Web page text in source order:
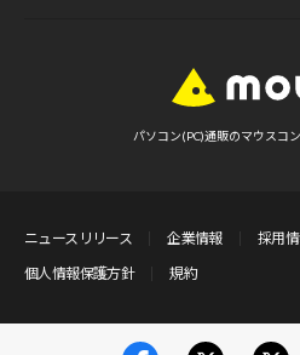
パソコン(PC)通販のマウスコ
ニュースリリース 企業情報
採用
個人情報保護方針
規約